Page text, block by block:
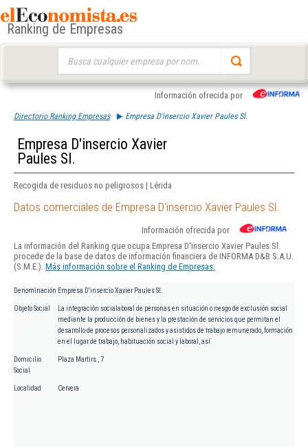
Ranking de Empresas
Información ofrecida por
Directorio Ranking Empresas Empresa D'insercio Xavier Paules Sl.
Empresa D'insercio Xavier
Paules Sl.
Recogida de residuos no peligrosos | Lérida
Datos comerciales de Empresa D'insercio Xavier Paules Sl.
Información ofrecida por
La información del Ranking que ocupa Empresa D'insercio Xavier Paules Sl.
procede de la base de datos de información financiera de INFORMA D&B S.A.U.
(S.M.E.). Más información sobre el Ranking de Empresas.
Denominación Empresa D'insercio Xavier Paules Sl.
Objeto Social
La integración socialaboral de personas en situación o riesgo de exclusión social
mediante la producción de bienes y la prestación de servicios que permitan el
desarrollo de procesos personalizados y asistidos de trabajo remunerado, formación
en el lugar de trabajo, habituación social y laboral, así
Domicilio
Social
Plaza Martirs , 7
Localidad Cervera